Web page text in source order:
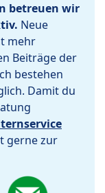
betreuen wir
Neue
mehr
Beiträge der
bestehen
Damit du
gerne zur